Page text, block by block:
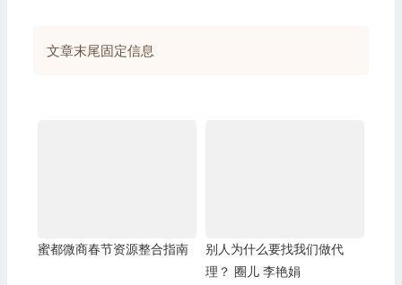
文章末尾固定信息
蜜都微商春节资源整合指南
别人为什么要找我们做代
理？ 圈儿 李艳娟